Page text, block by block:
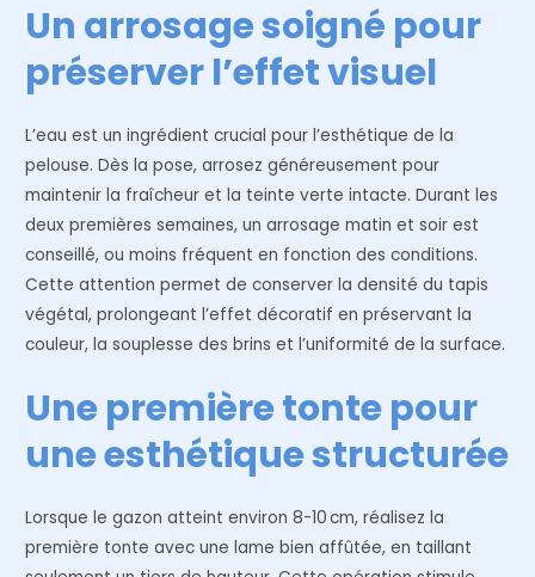
Un arrosage soigné pour
préserver l’effet visuel
L’eau est un ingrédient crucial pour l’esthétique de la
pelouse. Dès la pose, arrosez généreusement pour
maintenir la fraîcheur et la teinte verte intacte. Durant les
deux premières semaines, un arrosage matin et soir est
conseillé, ou moins fréquent en fonction des conditions.
Cette attention permet de conserver la densité du tapis
végétal, prolongeant l’effet décoratif en préservant la
couleur, la souplesse des brins et l’uniformité de la surface.
Une première tonte pour
une esthétique structurée
Lorsque le gazon atteint environ 8-10 cm, réalisez la
première tonte avec une lame bien affûtée, en taillant